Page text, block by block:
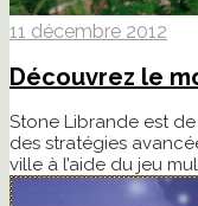
11 décembre 2012
Découvrez le
Stone Librande est
des stratégies
ville à l’aide du jeu